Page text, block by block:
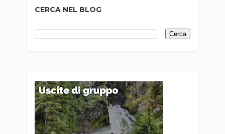
CERCA NEL BLOG